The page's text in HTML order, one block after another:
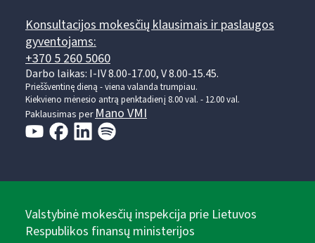
Konsultacijos mokesčių klausimais ir paslaugos
gyventojams:
+370 5 260 5060
Darbo laikas: I-IV 8.00-17.00, V 8.00-15.45.
Prieššventinę dieną - viena valanda trumpiau.
Kiekvieno mėnesio antrą penktadienį 8.00 val. - 12.00 val.
Paklausimas perMano VMI
Valstybinė mokesčių inspekcija prie Lietuvos
Respublikos finansų ministerijos